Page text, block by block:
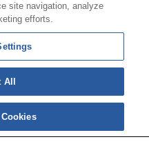
Profila|Erreklamazioak
|Toki Pribatua Prestazio
Hornitzailea Sanitarioa
mapa
cookieen Politika
site navigation, analyze
efforts.